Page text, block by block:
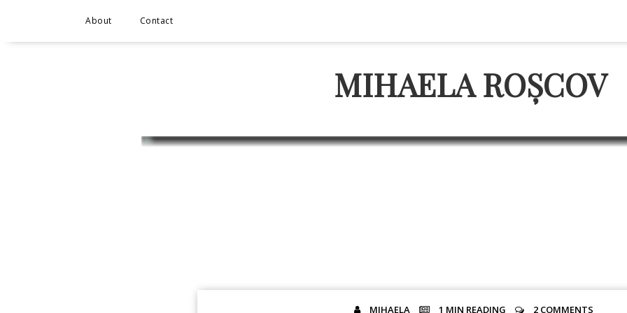
About Contact
MIHAELA ROȘCOV
MIHAELA 1 MIN READING 2 COMMENTS